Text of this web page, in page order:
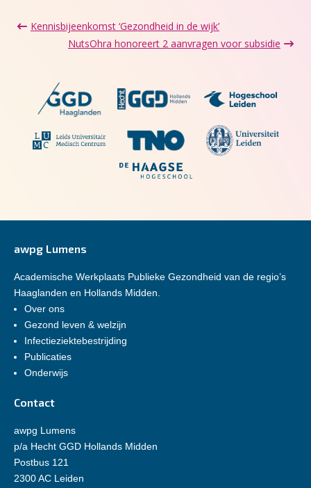
Kennisbijeenkomst ‘Gezondheid in de wijk’
NutsOhra honoreert 2 aanvragen voor subsidie
awpg Lumens
Academische Werkplaats Publieke Gezondheid van de regio’s
Haaglanden en Hollands Midden.
Over ons
Gezond leven & welzijn
Infectieziektebestrijding
Publicaties
Onderwijs
Contact
awpg Lumens
p/a Hecht GGD Hollands Midden
Postbus 121
2300 AC Leiden